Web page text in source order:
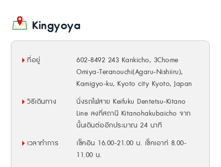
Kingyoya
ที่อยู่
602-8492 243 Kankicho, 3Chome
Omiya-Teranouchi(Agaru-Nishiiru),
Kamigyo-ku, Kyoto city Kyoto, Japan
วิธีเดินทาง
นั่งรถไฟสาย Keifuku Dentetsu-Kitano
Line ลงที่สถานี Kitanohakubaicho จาก
นั้นเดินต่ออีกประมาณ 24 นาที
เวลาทำการ
เช็คอิน 16.00-21.00 น. เช็คเอาท์ 8.00-
11.00 น.